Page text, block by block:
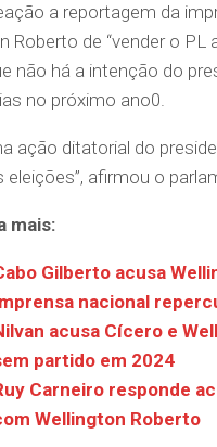
a reportagem da
Roberto de “vender o
não há a intenção do
no próximo ano0.
ação ditatorial do
eleições”, afirmou o
mais:
Gilberto acusa
nacional
acusa Cícero e
partido em 2024
Carneiro responde
Wellington Roberto